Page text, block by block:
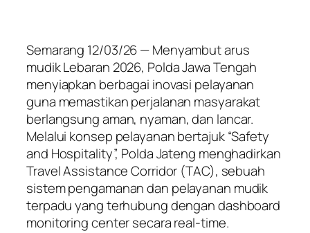
Semarang 12/03/26 — Menyambut arus
mudik Lebaran 2026, Polda Jawa Tengah
menyiapkan berbagai inovasi pelayanan
guna memastikan perjalanan masyarakat
berlangsung aman, nyaman, dan lancar.
Melalui konsep pelayanan bertajuk “Safety
and Hospitality”, Polda Jateng menghadirkan
Travel Assistance Corridor (TAC), sebuah
sistem pengamanan dan pelayanan mudik
terpadu yang terhubung dengan dashboard
monitoring center secara real-time.